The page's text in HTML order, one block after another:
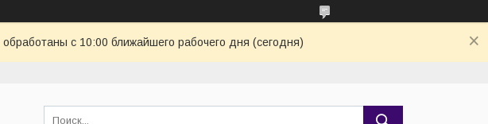
с 10:00 ближайшего рабочего дня (сегодня)